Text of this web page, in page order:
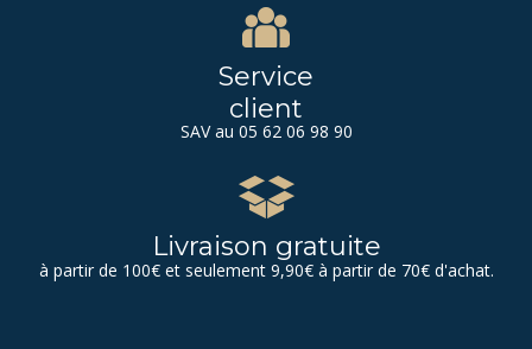
Service
client
SAV au 05 62 06 98 90
Livraison gratuite
à partir de 100€ et seulement 9,90€ à partir de 70€ d'achat.